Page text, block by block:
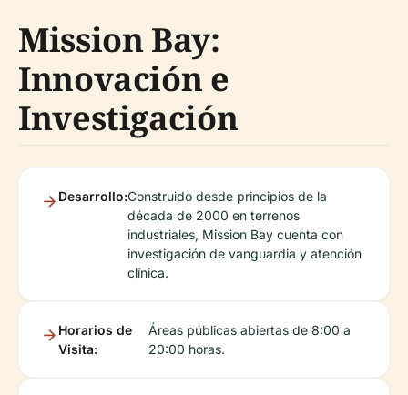
Mission Bay:
Innovación e
Investigación
Desarrollo:Construido desde principios de la
década de 2000 en terrenos
industriales, Mission Bay cuenta con
investigación de vanguardia y atención
clínica.
Horarios de
Visita:
Áreas públicas abiertas de 8:00 a
20:00 horas.